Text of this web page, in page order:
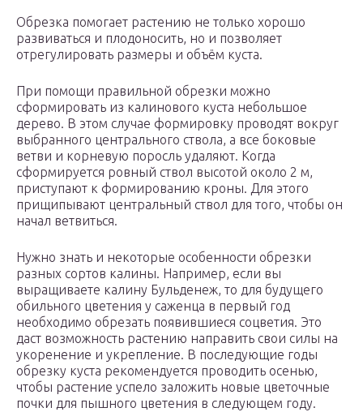
Обрезка помогает растению не только хорошо
развиваться и плодоносить, но и позволяет
отрегулировать размеры и объём куста.
При помощи правильной обрезки можно
сформировать из калинового куста небольшое
дерево. В этом случае формировку проводят вокруг
выбранного центрального ствола, а все боковые
ветви и корневую поросль удаляют. Когда
сформируется ровный ствол высотой около 2 м,
приступают к формированию кроны. Для этого
прищипывают центральный ствол для того, чтобы он
начал ветвиться.
Нужно знать и некоторые особенности обрезки
разных сортов калины. Например, если вы
выращиваете калину Бульденеж, то для будущего
обильного цветения у саженца в первый год
необходимо обрезать появившиеся соцветия. Это
даст возможность растению направить свои силы на
укоренение и укрепление. В последующие годы
обрезку куста рекомендуется проводить осенью,
чтобы растение успело заложить новые цветочные
почки для пышного цветения в следующем году.